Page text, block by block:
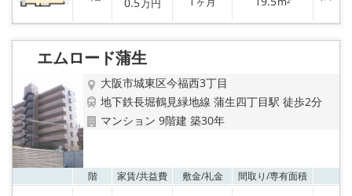
万円
気
に
り
エムロード蒲生
大阪市城東区今福西3丁目
地下鉄長堀鶴見緑地線 蒲生四丁目駅 徒歩2分
マンション 9階建 築30年
階 家賃/共益費 敷金/礼金 間取り/専有面積